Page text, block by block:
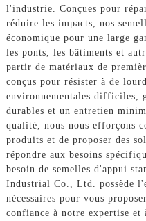
l'industrie. Conçues pour
réduire les impacts, nos
économique pour une large
les ponts, les bâtiments et
partir de matériaux de
conçus pour résister à de
environnementales difficiles,
durables et un entretien
qualité, nous nous efforçons
produits et de proposer des
répondre aux besoins
besoin de semelles d'appui
Industrial Co., Ltd. possède
nécessaires pour vous
confiance à notre expertise et